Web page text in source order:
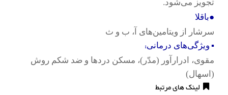
تجویز می‌شود.
●باقلا
سرشار از ویتامین‌های آ، ب و ث
▪ ویژگی‌های درمانی:
مقوی، ادرارآور (مدّر)، مسکن دردها و ضد شکم روش
(اسهال)
لینک های مرتبط